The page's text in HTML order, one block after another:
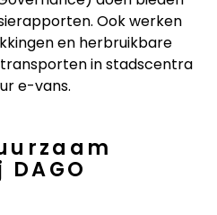
Ook werken
en herbruikbare
in stadscentra
e-vans.